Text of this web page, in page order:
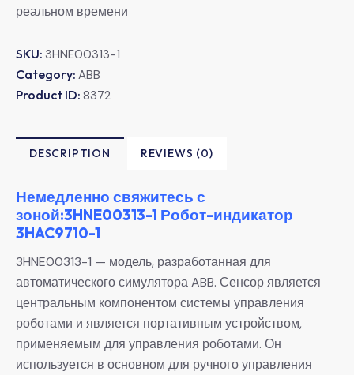
реальном времени
SKU: 3HNE00313-1
Category: ABB
Product ID: 8372
DESCRIPTION REVIEWS (0)
Немедленно свяжитесь с
зоной:3HNE00313-1 Робот-индикатор
3HAC9710-1
3HNE00313-1 — модель, разработанная для
автоматического симулятора ABB. Сенсор является
центральным компонентом системы управления
роботами и является портативным устройством,
применяемым для управления роботами. Он
используется в основном для ручного управления